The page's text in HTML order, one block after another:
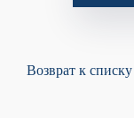
Возврат к списку